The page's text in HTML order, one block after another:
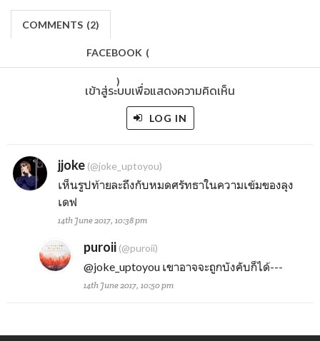
COMMENTS (2)
FACEBOOK (
)
เข้าสู่ระบบเพื่อแสดงความคิดเห็น
LOG IN
jjoke (@joke_uptoyou)
เห็นรูปท้ายละถึงกับหมดศรัทธาในความเข้มของลุง
เดฟ
14th June 2017, 10:38 pm
puroii(@puroii)
@joke_uptoyouเขาอาจจะถูกบังคับก็ได้---
14th June 2017, 10:50 pm